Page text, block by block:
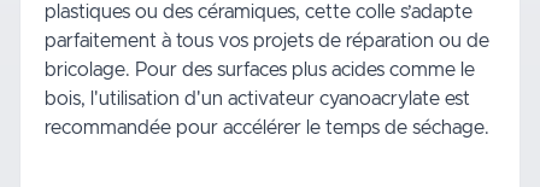
plastiques ou des céramiques, cette colle s’adapte
parfaitement à tous vos projets de réparation ou de
bricolage. Pour des surfaces plus acides comme le
bois, l'utilisation d'un activateur cyanoacrylate est
recommandée pour accélérer le temps de séchage.